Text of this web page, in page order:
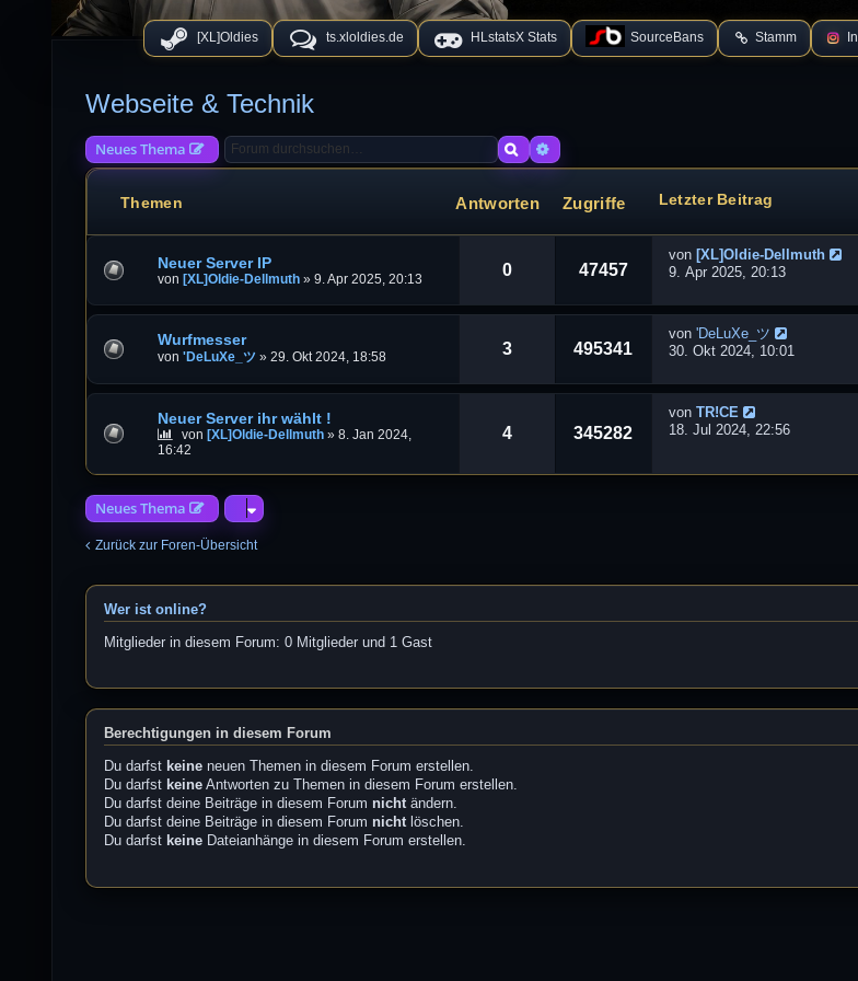
[XL]Oldies ts.xloldies.de HLstatsX Stats SourceBans Stamm
Webseite & Technik
Neues Thema SucheErweiterte Suche
Themen Antworten Zugriffe Letzter Beitrag
Neuer Server IP
von[XL]Oldie-Dellmuth »9. Apr 2025, 20:13 0 47457
von [XL]Oldie-Dellmuth
9. Apr 2025, 20:13
Wurfmesser
von'DeLuXe_ツ »29. Okt 2024, 18:58 3 495341
von 'DeLuXe_ツ
30. Okt 2024, 10:01
Neuer Server ihr wählt !
von[XL]Oldie-Dellmuth »8. Jan 2024,
16:42
4 345282
von TR!CE
18. Jul 2024, 22:56
Neues Thema
Zurück zur Foren-Übersicht
Wer ist online?
Mitglieder in diesem Forum: 0 Mitglieder und 1 Gast
Berechtigungen in diesem Forum
Du darfst keine neuen Themen in diesem Forum erstellen.
Du darfst keine Antworten zu Themen in diesem Forum erstellen.
Du darfst deine Beiträge in diesem Forum nichtändern.
Du darfst deine Beiträge in diesem Forum nichtlöschen.
Du darfst keine Dateianhänge in diesem Forum erstellen.